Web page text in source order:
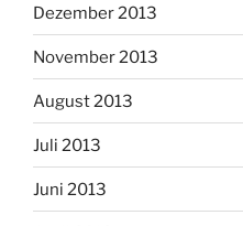
Dezember 2013
November 2013
August 2013
Juli 2013
Juni 2013